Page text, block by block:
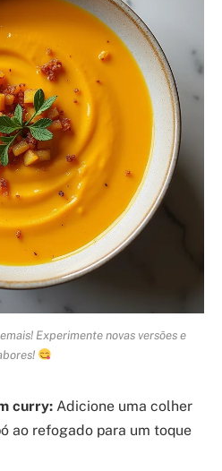
Experimente novas versões e
curry: Adicione uma colher
ao refogado para um toque